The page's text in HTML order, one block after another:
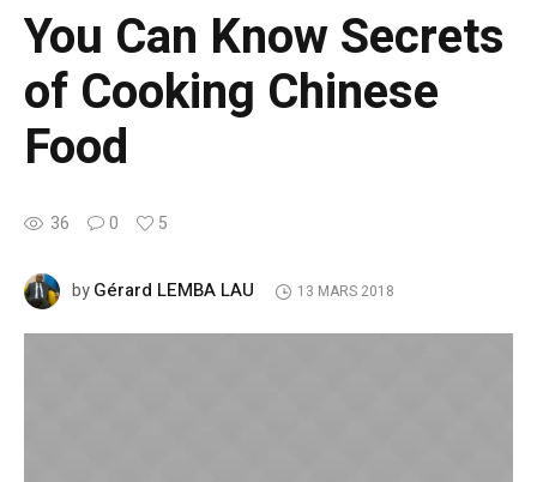
You Can Know Secrets
of Cooking Chinese
Food
36 0 5
byGérard LEMBA LAU 13 MARS 2018